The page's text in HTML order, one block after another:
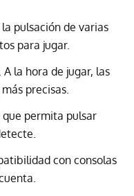
pulsación de varias
para jugar.
la hora de jugar, las
precisas.
permita pulsar
con consolas